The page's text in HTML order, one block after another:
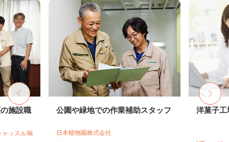
施設職
ッスル鳩
公園や緑地での作業補助スタッフ
日本植物園株式会社
洋菓子工